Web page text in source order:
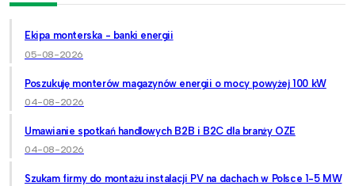
Ekipa monterska - banki energii
05-08-2026
Poszukuję monterów magazynów energii o mocy powyżej 100 kW
04-08-2026
Umawianie spotkań handlowych B2B i B2C dla branży OZE
04-08-2026
Szukam firmy do montażu instalacji PV na dachach w Polsce 1-5 MW